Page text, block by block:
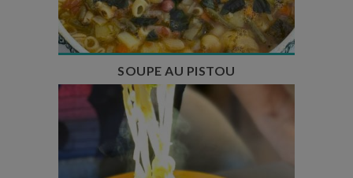
Nombre de couverts : 8
SOUPE AU PISTOU
Temps de préparation : 40 min